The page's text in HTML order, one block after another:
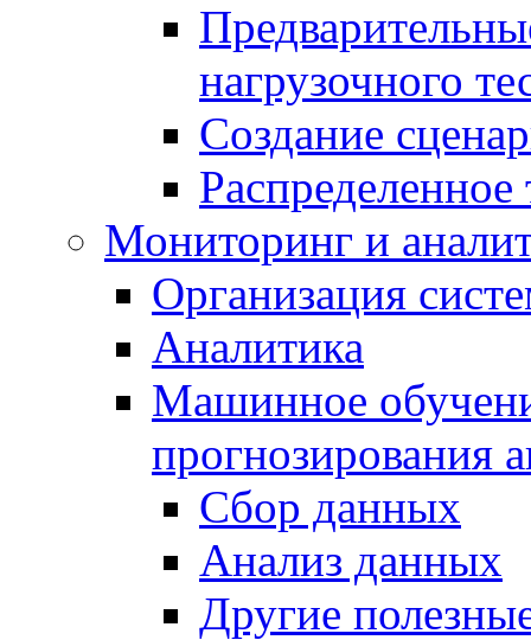
нагрузочного
Создание
Распределенное
Мониторинг и
Организация
Аналитика
Машинное
прогнозирования
Сбор данных
Анализ данных
Другие